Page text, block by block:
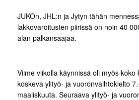
JUKOn, JHL:n ja Jytyn tähän
lakkovaroitusten piirissä on noin 40
alan palkansaajaa.
Viime viikolla käynnissä oli myös koko
koskeva ylityö- ja vuoronvaihtokielto
maaliskuuta. Seuraava ylityö- ja